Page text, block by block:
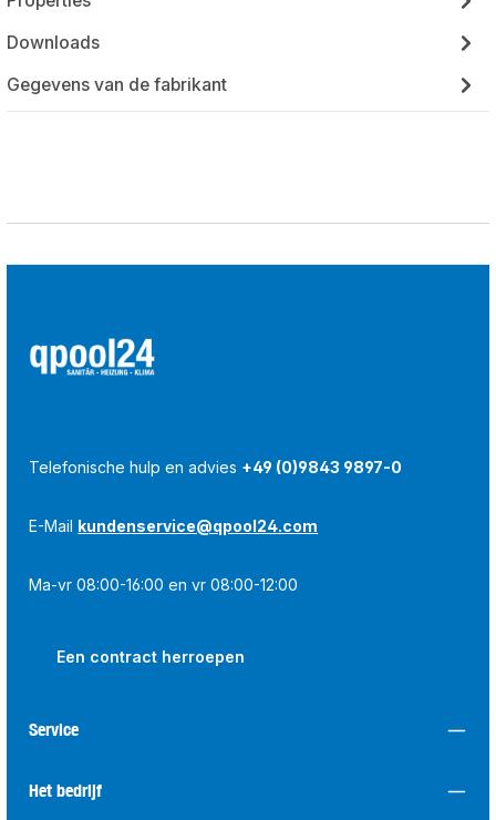
Downloads
Gegevens van de fabrikant
Telefonische hulp en advies +49 (0)9843 9897-0
E-Mail kundenservice@qpool24.com
Ma-vr 08:00-16:00 en vr 08:00-12:00
Een contract herroepen
Service
Het bedrijf